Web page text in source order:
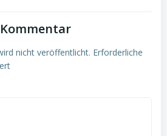
nicht veröffentlicht. Erforderliche